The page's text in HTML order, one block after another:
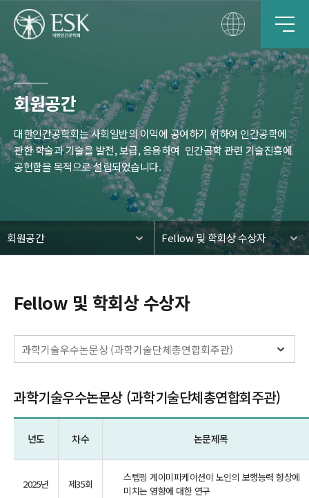
회원공간
대한인간공학회는 사회일반의 이익에 공여하기 위하여 인간공학에
관한 학술과 기술을 발전, 보급, 응용하여 인간공학 관련 기술진흥에
공헌함을 목적으로 설립되었습니다.
회원공간 Fellow 및 학회상 수상자
Fellow 및 학회상 수상자
과학기술우수논문상 (과학기술단체총연합회주관)
년도 차수 논문제목
2025년 제35회
스텝핑 게이미피케이션이 노인의 보행능력 향상에
미치는 영향에 대한 연구